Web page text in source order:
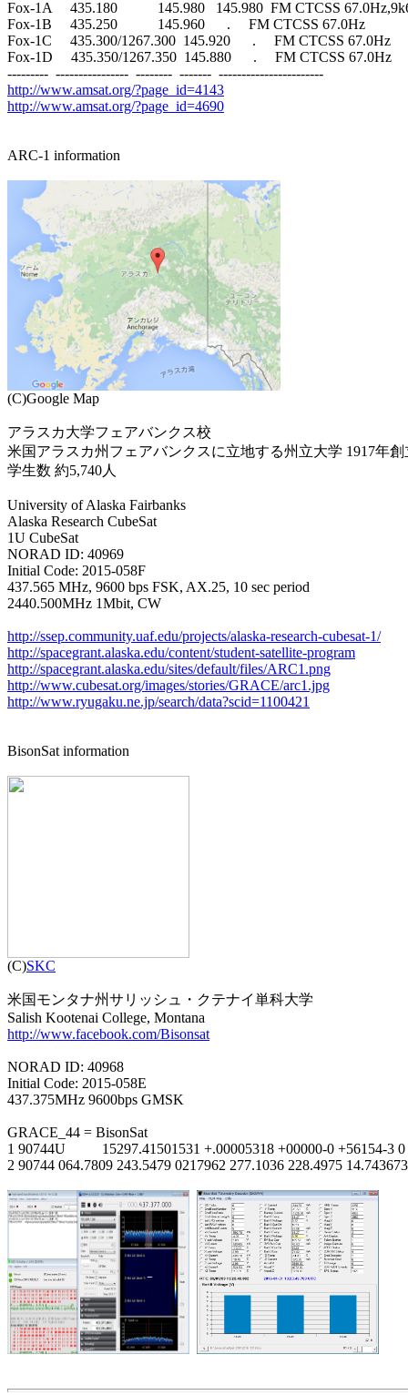
Fox-1A     435.180           145.980   145.980  FM CTCSS
Fox-1B     435.250           145.960      .     FM CTCSS 67.0Hz
Fox-1C     435.300/1267.300  145.920      .     FM CTCSS 67.0Hz
Fox-1D     435.350/1267.350  145.880      .     FM CTCSS 67.0Hz
http://www.amsat.org/?page_id=4143
http://www.amsat.org/?page_id=4690
ARC-1 information
アラスカ大学フェアバンクス校
米国アラスカ州フェアバンクスに立地する州立大学 1917年創
学生数 約5,740人
University of Alaska Fairbanks
Alaska Research CubeSat
1U CubeSat
NORAD ID: 40969
Initial Code: 2015-058F
437.565 MHz, 9600 bps FSK, AX.25, 10 sec period
2440.500MHz 1Mbit, CW
http://ssep.community.uaf.edu/projects/alaska-research-cubesat-1/
http://spacegrant.alaska.edu/content/student-satellite-program
http://spacegrant.alaska.edu/sites/default/files/ARC1.png
http://www.cubesat.org/images/stories/GRACE/arc1.jpg
http://www.ryugaku.ne.jp/search/data?scid=1100421
BisonSat information
(C)SKC
米国モンタナ州サリッシュ・クテナイ単科大学
http://www.facebook.com/Bisonsat
NORAD ID: 40968
Initial Code: 2015-058E
437.375MHz 9600bps GMSK
GRACE_44 = BisonSat
1 90744U          15297.41501531 +.00005318 +00000-0 +56154-3
2 90744 064.7809 243.5479 0217962 277.1036 228.4975